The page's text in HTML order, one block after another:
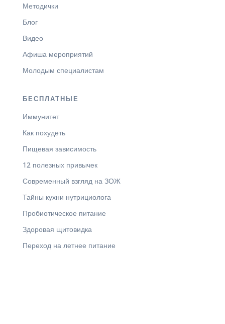
Методички
Блог
Видео
Афиша мероприятий
Молодым специалистам
БЕСПЛАТНЫЕ
Иммунитет
Как похудеть
Пищевая зависимость
12 полезных привычек
Современный взгляд на ЗОЖ
Тайны кухни нутрициолога
Пробиотическое питание
Здоровая щитовидка
Переход на летнее питание